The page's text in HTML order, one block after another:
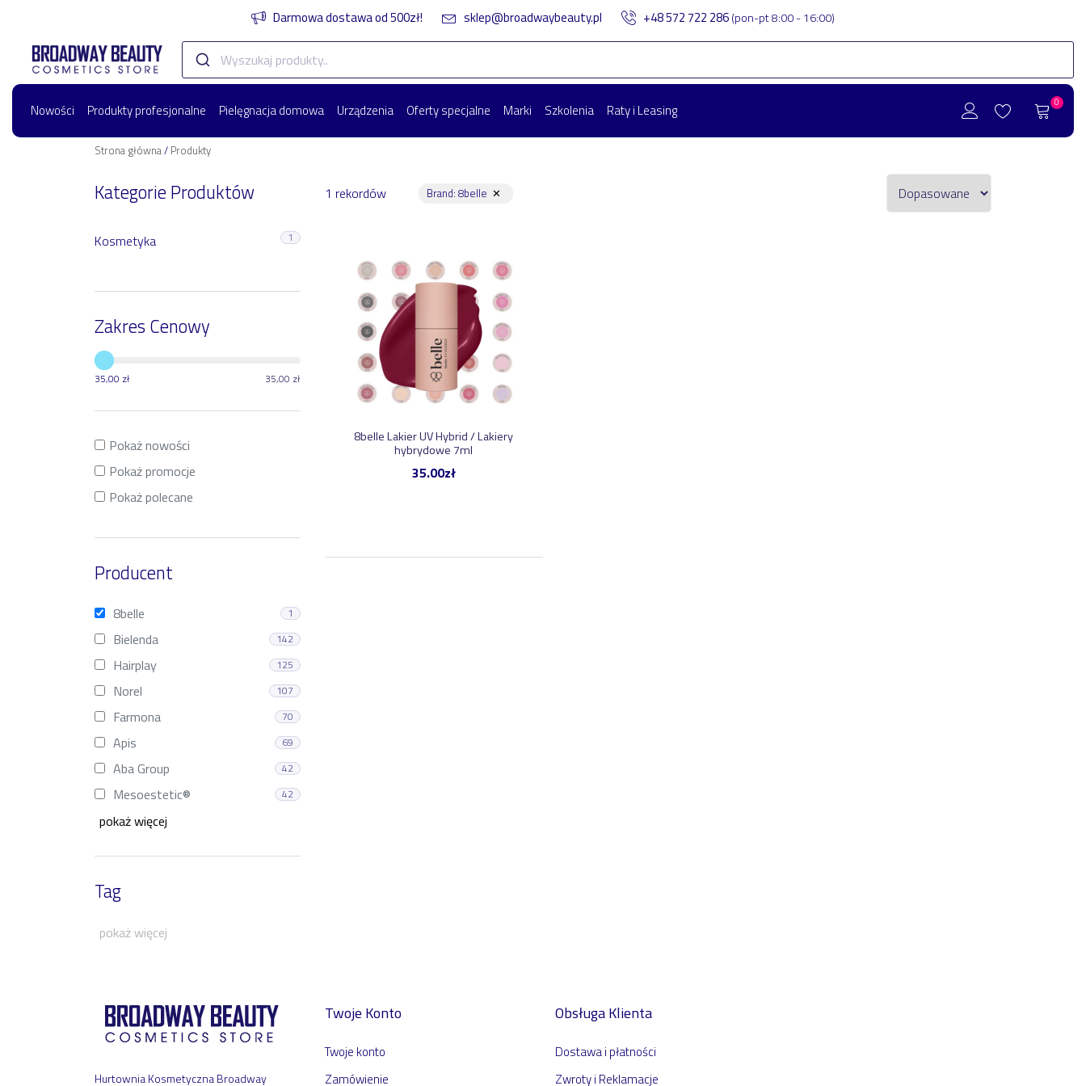
Darmowa dostawa od 500zł! sklep@broadwaybeauty.pl +48 572 722 286(pon-pt 8:00 - 16:00)
Nowości Produkty profesjonalne Pielęgnacja domowa Urządzenia Oferty specjalne Marki Szkolenia Raty i Leasing 0
Strona główna/ Produkty
Kategorie Produktów
Kosmetyka 1
Zakres Cenowy
35,00 zł 35,00 zł
Pokaż nowości
Pokaż promocje
Pokaż polecane
Producent
8belle 1
Bielenda 142
Hairplay 125
Norel 107
Farmona 70
Apis 69
Aba Group 42
Mesoestetic® 42
pokaż więcej
Tag
pokaż więcej
1 rekordów Brand: 8belle ✕
8belle Lakier UV Hybrid / Lakiery
hybrydowe 7ml
35.00zł
Hurtownia Kosmetyczna Broadway
Twoje Konto
Twoje konto
Zamówienie
Obsługa Klienta
Dostawa i płatności
Zwroty i Reklamacje